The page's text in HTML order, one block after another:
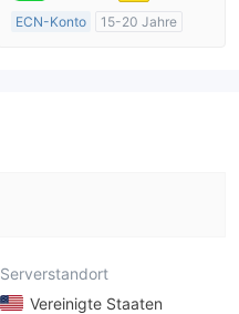
ECN-Konto
15-20 Jahre
Serverstandort
Vereinigte Staaten